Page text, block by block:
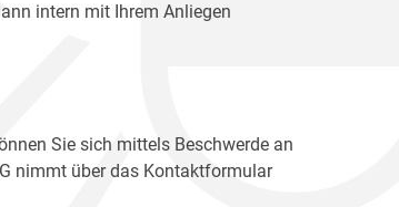
intern mit Ihrem Anliegen
Sie sich mittels Beschwerde an
nimmt über das Kontaktformular